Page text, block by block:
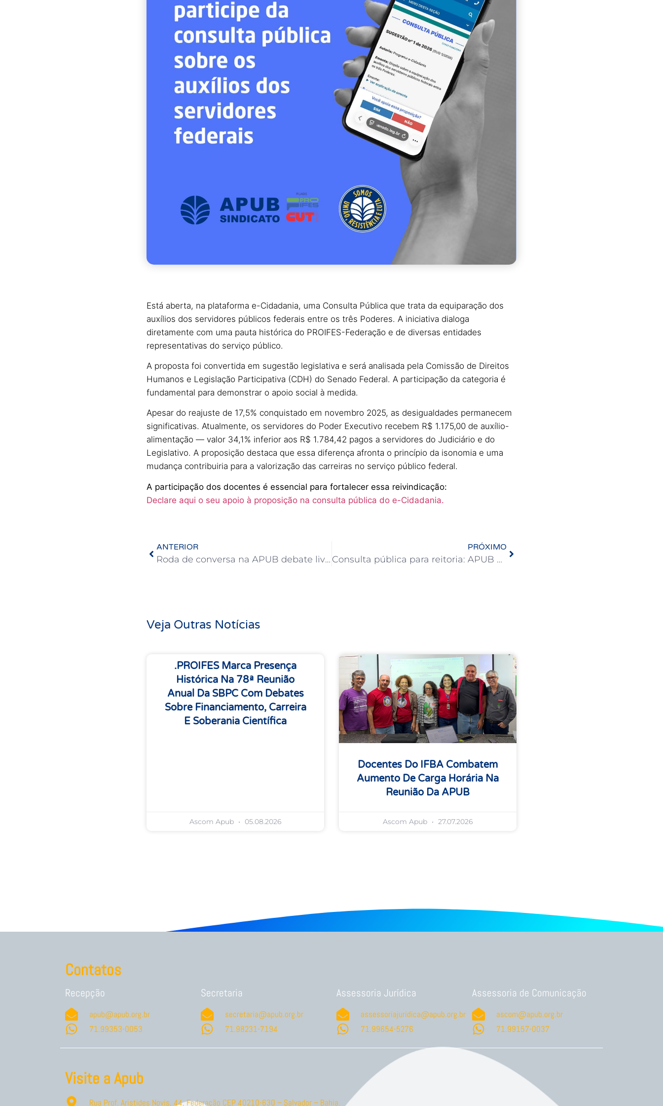
Está aberta, na plataforma e-Cidadania, uma Consulta Pública que trata da equiparação dos
auxílios dos servidores públicos federais entre os três Poderes. A iniciativa dialoga
diretamente com uma pauta histórica do PROIFES-Federação e de diversas entidades
representativas do serviço público.
A proposta foi convertida em sugestão legislativa e será analisada pela Comissão de Direitos
Humanos e Legislação Participativa (CDH) do Senado Federal. A participação da categoria é
fundamental para demonstrar o apoio social à medida.
Apesar do reajuste de 17,5% conquistado em novembro 2025, as desigualdades permanecem
significativas. Atualmente, os servidores do Poder Executivo recebem R$ 1.175,00 de auxílio-
alimentação — valor 34,1% inferior aos R$ 1.784,42 pagos a servidores do Judiciário e do
Legislativo. A proposição destaca que essa diferença afronta o princípio da isonomia e uma
mudança contribuiria para a valorização das carreiras no serviço público federal.
A participação dos docentes é essencial para fortalecer essa reivindicação:
Declare aqui o seu apoio à proposição na consulta pública do e-Cidadania.
ANTERIOR
Roda de conversa na APUB debate livro sobre práticas políticas e construção de uma sociedade mais justa
PRÓXIMO
Consulta pública para reitoria: APUB e demais entidades representativas se reúnem para discutir cronograma dos trabalhos
Veja Outras Notícias
.PROIFES Marca Presença
Histórica Na 78ª Reunião
Anual Da SBPC Com Debates
Sobre Financiamento, Carreira
E Soberania Científica
Ascom Apub 05.08.2026
Docentes Do IFBA Combatem
Aumento De Carga Horária Na
Reunião Da APUB
Ascom Apub 27.07.2026
Contatos
Recepção
apub@apub.org.br
71.99353-0053
Secretaria
secretaria@apub.org.br
71.98231-7194
Assessoria Jurídica
assessoriajuridica@apub.org.br
71.99654-5276
Assessoria de Comunicação
ascom@apub.org.br
71.99157-0037
Visite a Apub
Rua Prof. Aristides Novis, 44, Federação CEP 40210-630 – Salvador – Bahia.